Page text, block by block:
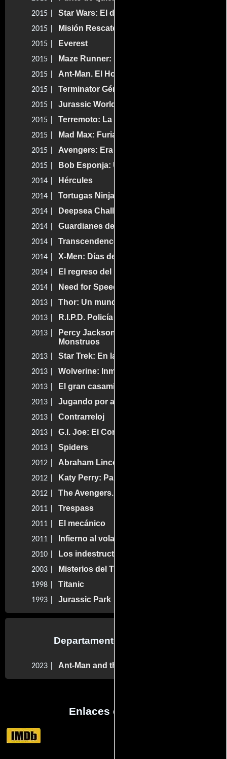
2015 | Star Wars: El despertar de la fuerza
2015 | Misión Rescate
2015 | Everest
2015 | Maze Runner: Prueba de fuego
2015 | Ant-Man. El Hombre Hormiga
2015 | Terminator Génesis
2015 | Jurassic World. Mundo Jurásico
2015 | Terremoto: La Falla de San Andrés
2015 | Mad Max: Furia en el camino
2015 | Avengers: Era de Ultrón
2015 | Bob Esponja: Un héroe fuera del agua
2014 | Hércules
2014 | Tortugas Ninja
2014 | Deepsea Challenge 3D
2014 | Guardianes de la Galaxia
2014 | Transcendence: Identidad virtual
2014 | X-Men: Días del futuro pasado
2014 | El regreso del primer vengador
2014 | Need for Speed - La película
2013 | Thor: Un mundo oscuro
2013 | R.I.P.D. Policía del más allá
2013 |
Percy Jackson y el Mar de los
Monstruos
2013 | Star Trek: En la oscuridad
2013 | Wolverine: Inmortal
2013 | El gran casamiento
2013 | Jugando por amor
2013 | Contrarreloj
2013 | G.I. Joe: El Contraataque
2013 | Spiders
2012 | Abraham Lincoln: Cazador de Vampiros
2012 | Katy Perry: Part of Me
2012 | The Avengers. Los Vengadores
2011 | Trespass
2011 | El mecánico
2011 | Infierno al volante 3D
2010 | Los indestructibles
2003 | Misterios del Titanic
1998 | Titanic
1993 | Jurassic Park
Departamento de editorial
2023 | Ant-Man and the Wasp: Quantumania
Enlaces externos